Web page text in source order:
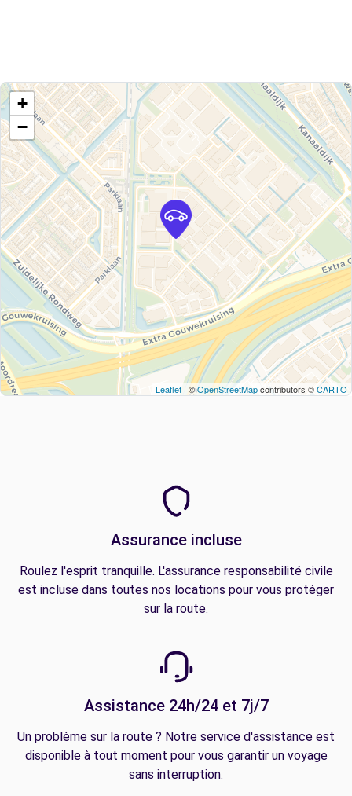
+
−
Leaflet | ©OpenStreetMapcontributors ©CARTO
Assurance incluse
Roulez l'esprit tranquille. L'assurance responsabilité civile
est incluse dans toutes nos locations pour vous protéger
sur la route.
Assistance 24h/24 et 7j/7
Un problème sur la route ? Notre service d'assistance est
disponible à tout moment pour vous garantir un voyage
sans interruption.